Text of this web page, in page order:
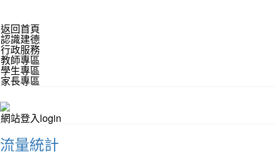
返回首頁
認識建德
行政服務
教師專區
學生專區
家長專區
網站登入login
流量統計